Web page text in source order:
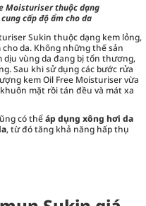
Moisturiser thuộc dạng
cấp độ ẩm cho da
Sukin thuộc dạng kem lỏng,
da. Không những thế sản
dịu vùng da đang bị tổn thương,
Sau khi sử dụng các bước rửa
kem Oil Free Moisturiser vừa
mặt rồi tán đều và mát xa
có thểáp dụng xông hơi da
, từ đó tăng khả năng hấp thụ